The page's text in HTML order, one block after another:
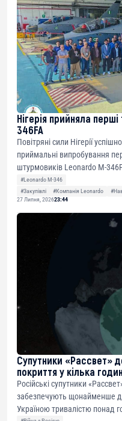
Нігерія прийняла
346FA
Повітряні сили Нігерії
приймальні випробування
штурмовиків Leonardo M-
#Leonardo M-346
#Закупівлі
#Компанія Leonardo
27 Липня, 202623:44
Супутники «Рассвет»
покриття у кілька
Російські супутники
забезпечують щонайменше
Україною тривалістю понад